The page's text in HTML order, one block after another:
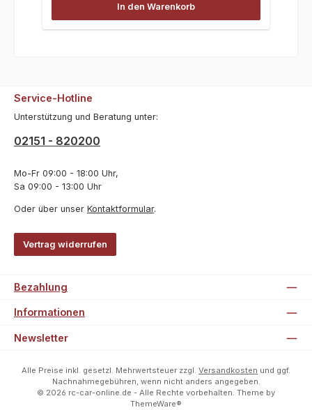
In den Warenkorb
Service-Hotline
Unterstützung und Beratung unter:
02151 - 820200
Mo-Fr 09:00 - 18:00 Uhr,
Sa 09:00 - 13:00 Uhr
Oder über unser Kontaktformular.
Vertrag widerrufen
Bezahlung
Informationen
Newsletter
Alle Preise inkl. gesetzl. Mehrwertsteuer zzgl. Versandkosten und ggf.
Nachnahmegebühren, wenn nicht anders angegeben.
© 2026 rc-car-online.de - Alle Rechte vorbehalten. Theme by
ThemeWare®